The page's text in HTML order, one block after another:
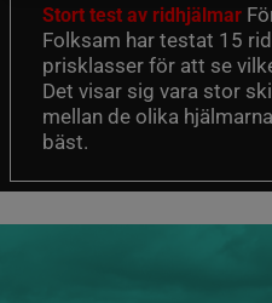
Stort test av ridhjälmar
Folksam har testat 15
prisklasser för att se
Det visar sig vara stor
mellan de olika
bäst.